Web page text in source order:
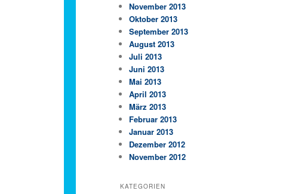
November 2013
Oktober 2013
September 2013
August 2013
Juli 2013
Juni 2013
Mai 2013
April 2013
März 2013
Februar 2013
Januar 2013
Dezember 2012
November 2012
KATEGORIEN